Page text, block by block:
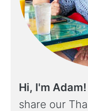
Hi, I'm Adam!
share our